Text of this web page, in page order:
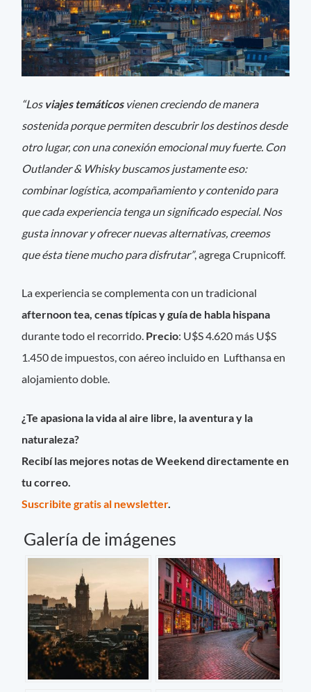
“Los viajes temáticos vienen creciendo de manera
sostenida porque permiten descubrir los destinos desde
otro lugar, con una conexión emocional muy fuerte. Con
Outlander & Whisky buscamos justamente eso:
combinar logística, acompañamiento y contenido para
que cada experiencia tenga un significado especial. Nos
gusta innovar y ofrecer nuevas alternativas, creemos
que ésta tiene mucho para disfrutar”, agrega Crupnicoff.
La experiencia se complementa con un tradicional
afternoon tea, cenas típicas y guía de habla hispana
durante todo el recorrido. Precio: U$S 4.620 más U$S
1.450 de impuestos, con aéreo incluido en Lufthansa en
alojamiento doble.
¿Te apasiona la vida al aire libre, la aventura y la
naturaleza?
Recibí las mejores notas de Weekend directamente en
tu correo.
Suscribite gratis al newsletter.
Galería de imágenes